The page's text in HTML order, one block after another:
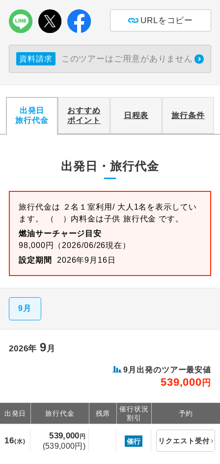
URLをコピー
資料請求 このツアーはご用意がありません
出発日
旅行代金
おすすめ
ポイント
日程表 旅行条件
出発日・旅行代金
旅行代金は ２名１室利用/ 大人1名を表示してい
ます。 （ ）内料金は子供 旅行代金 です。
燃油サーチャージ目安
98,000円（2026/06/26現在）
設定期間
2026年9月16日
9月
2026年 9月
9月出発のツアー最安値
539,000 円
出発日 旅行代金 残席
催行状況
割引
予約
16(水)
539,000円
(539,000円)
催行 リクエスト受付